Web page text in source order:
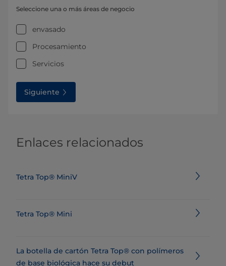
Seleccione una o más áreas de negocio
envasado
Procesamiento
Servicios
Siguiente
Enlaces relacionados
Tetra Top® MiniV
Tetra Top® Mini
La botella de cartón Tetra Top® con polímeros
de base biológica hace su debut